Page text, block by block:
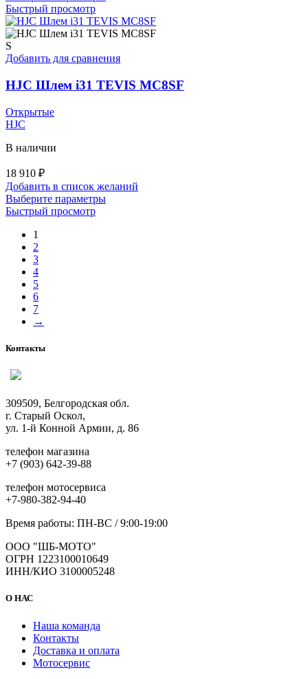
имеет
несколько
Опции
выбрать
на
Быстрый просмотр
S
Добавить для сравнения
HJC Шлем i31 TEVIS MC8SF
Открытые
HJC
В наличии
18 910 ₽
Добавить в список желаний
Выберите параметрыЭтот
Быстрый просмотр
1
2
3
4
5
6
7
→
Контакты
309509, Белгородская обл.
г. Старый Оскол,
ул. 1-й Конной Армии, д. 86
телефон магазина
+7 (903) 642-39-88
телефон мотосервиса
+7-980-382-94-40
Время работы: ПН-ВС / 9:00-19:00
ООО "ШБ-МОТО"
ОГРН 1223100010649
ИНН/КИО 3100005248
О НАС
Наша команда
Контакты
Доставка и оплата
Мотосервис